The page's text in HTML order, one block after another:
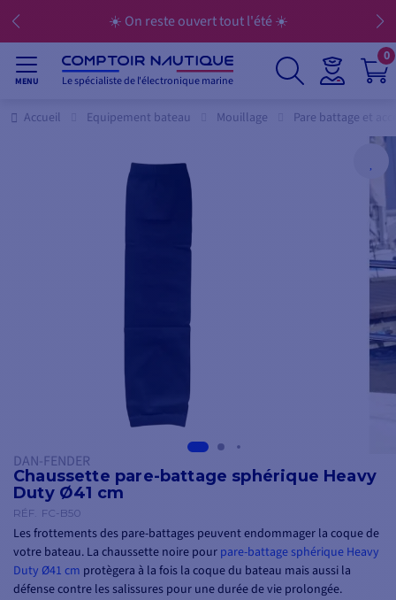
☀️ On reste ouvert tout l'été ☀️
MENU Le spécialiste de l'électronique marine
0
Accueil Equipement bateau Mouillage Pare battage et
DAN-FENDER
Chaussette pare-battage sphérique Heavy
Duty Ø41 cm
RÉF. FC-B50
Les frottements des pare-battages peuvent endommager la coque de
votre bateau. La chaussette noire pour pare-battage sphérique Heavy
Duty Ø41 cm protègera à la fois la coque du bateau mais aussi la
défense contre les salissures pour une durée de vie prolongée.